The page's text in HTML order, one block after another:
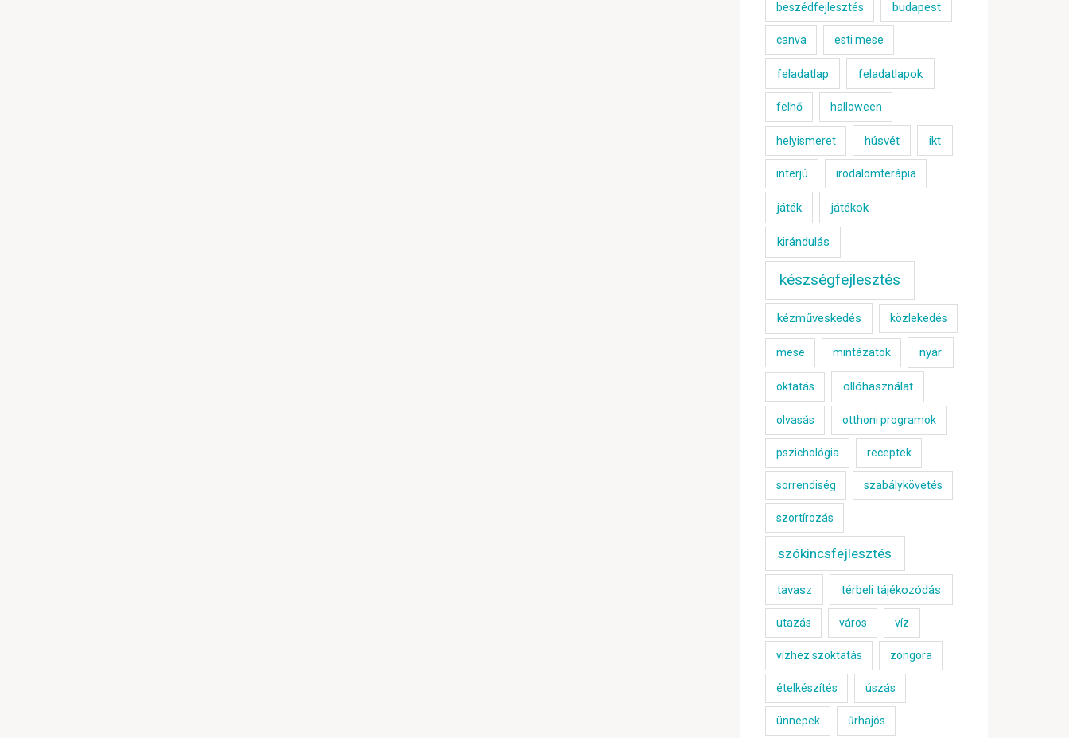
beszédfejlesztés budapest
canva esti mese
feladatlap feladatlapok
felhő halloween
helyismeret húsvét ikt
interjú irodalomterápia
játék játékok
kirándulás
készségfejlesztés
kézműveskedés közlekedés
mese mintázatok nyár
oktatás ollóhasználat
olvasás otthoni programok
pszichológia receptek
sorrendiség szabálykövetés
szortírozás
szókincsfejlesztés
tavasz térbeli tájékozódás
utazás város víz
vízhez szoktatás zongora
ételkészítés úszás
ünnepek űrhajós